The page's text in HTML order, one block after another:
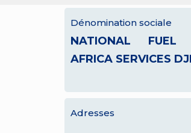
Dénomination sociale
NATIONAL FUEL
AFRICA SERVICES
Adresses